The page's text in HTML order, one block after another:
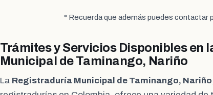
* Recuerda que además puedes contactar
Trámites y Servicios Disponibles en
Municipal de Taminango, Nariño
La Registraduría Municipal de Taminango, Nariño